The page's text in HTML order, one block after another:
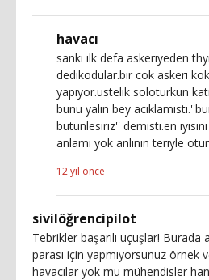
havacı
sankı ılk defa askerıyeden
dedıkodular.bır cok askerı
yapıyor.ustelık soloturkun
bunu yalın bey
butunlesırız'' demıstı.en
anlamı yok anlının terıyle
12 yıl önce
sivilöğrencipilot
Tebrikler başarılı uçuşlar! Burada
parası için yapmıyorsunuz örnek
havacılar yok mu mühendisler